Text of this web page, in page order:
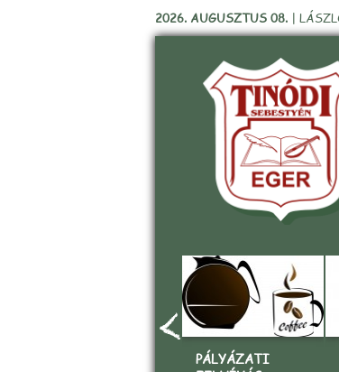
2026. AUGUSZTUS 08. |
PÁLYÁZATI